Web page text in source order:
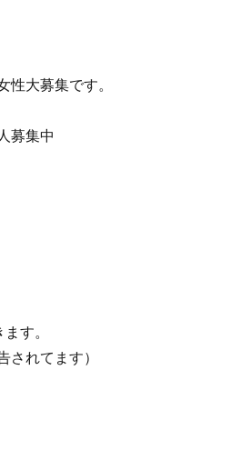
大募集です。
募集中
す。
されてます）